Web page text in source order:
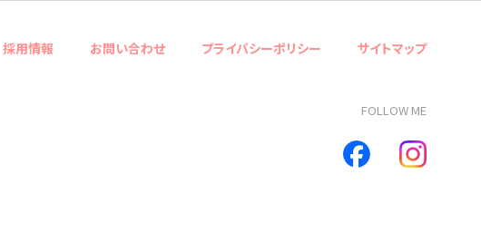
採用情報 お問い合わせ プライバシーポリシー サイトマップ
FOLLOW ME